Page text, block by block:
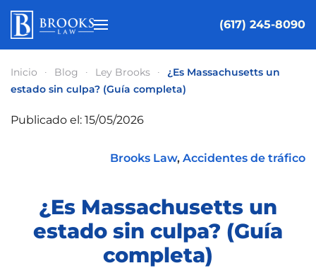
Ir al contenido principal
(617) 245-8090
Inicio Blog Ley Brooks
¿Es Massachusetts un
estado sin culpa? (Guía completa)
Publicado el: 15/05/2026
Brooks Law, Accidentes de tráfico
¿Es Massachusetts un
estado sin culpa? (Guía
completa)